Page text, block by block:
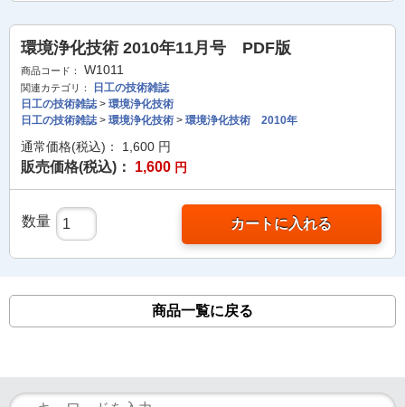
環境浄化技術 2010年11月号 PDF版
商品コード： W1011
関連カテゴリ：
日工の技術雑誌
日工の技術雑誌> 環境浄化技術
日工の技術雑誌> 環境浄化技術 > 環境浄化技術 2010年
通常価格(税込)： 1,600 円
販売価格(税込)： 1,600 円
数量 カートに入れる
商品一覧に戻る